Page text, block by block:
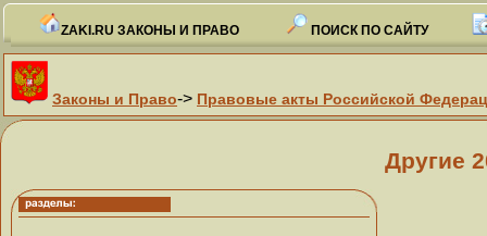
ZAKI.RU ЗАКОНЫ И ПРАВО ПОИСК ПО САЙТУ
Законы и Право-> Правовые акты Российской
Другие